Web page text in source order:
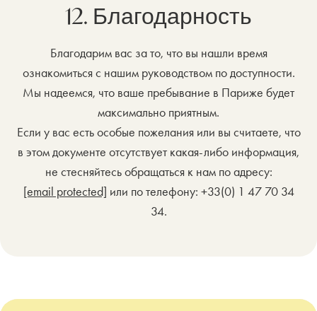
12. Благодарность
Благодарим вас за то, что вы нашли время
ознакомиться с нашим руководством по доступности.
Мы надеемся, что ваше пребывание в Париже будет
максимально приятным.
Если у вас есть особые пожелания или вы считаете, что
в этом документе отсутствует какая-либо информация,
не стесняйтесь обращаться к нам по адресу:
[email protected] или по телефону: +33(0) 1 47 70 34
34.